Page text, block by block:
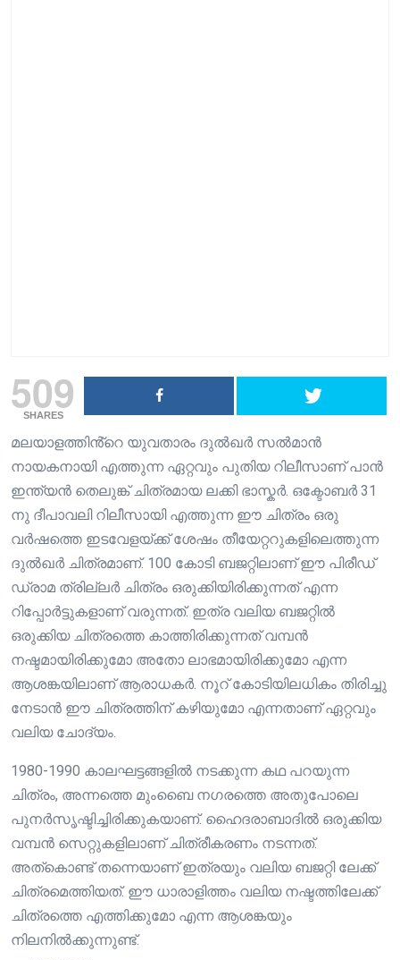
509
SHARES
മലയാളത്തിൻ്റെ യുവതാരം ദുൽഖർ സൽമാൻ
നായകനായി എത്തുന്ന ഏറ്റവും പുതിയ റിലീസാണ് പാൻ
ഇന്ത്യൻ തെലുങ്ക് ചിത്രമായ ലക്കി ഭാസ്കർ. ഒക്ടോബർ 31
നു ദീപാവലി റിലീസായി എത്തുന്ന ഈ ചിത്രം ഒരു
വർഷത്തെ ഇടവേളയ്ക്ക് ശേഷം തീയേറ്ററുകളിലെത്തുന്ന
ദുൽഖർ ചിത്രമാണ്. 100 കോടി ബജറ്റിലാണ് ഈ പിരീഡ്
ഡ്രാമ ത്രില്ലർ ചിത്രം ഒരുക്കിയിരിക്കുന്നത് എന്ന
റിപ്പോർട്ടുകളാണ് വരുന്നത്. ഇത്ര വലിയ ബജറ്റിൽ
ഒരുക്കിയ ചിത്രത്തെ കാത്തിരിക്കുന്നത് വമ്പൻ
നഷ്ടമായിരിക്കുമോ അതോ ലാഭമായിരിക്കുമോ എന്ന
ആശങ്കയിലാണ് ആരാധകർ. നൂറ് കോടിയിലധികം തിരിച്ചു
നേടാൻ ഈ ചിത്രത്തിന് കഴിയുമോ എന്നതാണ് ഏറ്റവും
വലിയ ചോദ്യം.
1980-1990 കാലഘട്ടങ്ങളിൽ നടക്കുന്ന കഥ പറയുന്ന
ചിത്രം, അന്നത്തെ മുംബൈ നഗരത്തെ അതുപോലെ
പുനർസൃഷ്ടിച്ചിരിക്കുകയാണ്. ഹൈദരാബാദിൽ ഒരുക്കിയ
വമ്പൻ സെറ്റുകളിലാണ് ചിത്രീകരണം നടന്നത്.
അത്കൊണ്ട് തന്നെയാണ് ഇത്രയും വലിയ ബജറ്റി ലേക്ക്
ചിത്രമെത്തിയത്. ഈ ധാരാളിത്തം വലിയ നഷ്ടത്തിലേക്ക്
ചിത്രത്തെ എത്തിക്കുമോ എന്ന ആശങ്കയും
നിലനിൽക്കുന്നുണ്ട്.